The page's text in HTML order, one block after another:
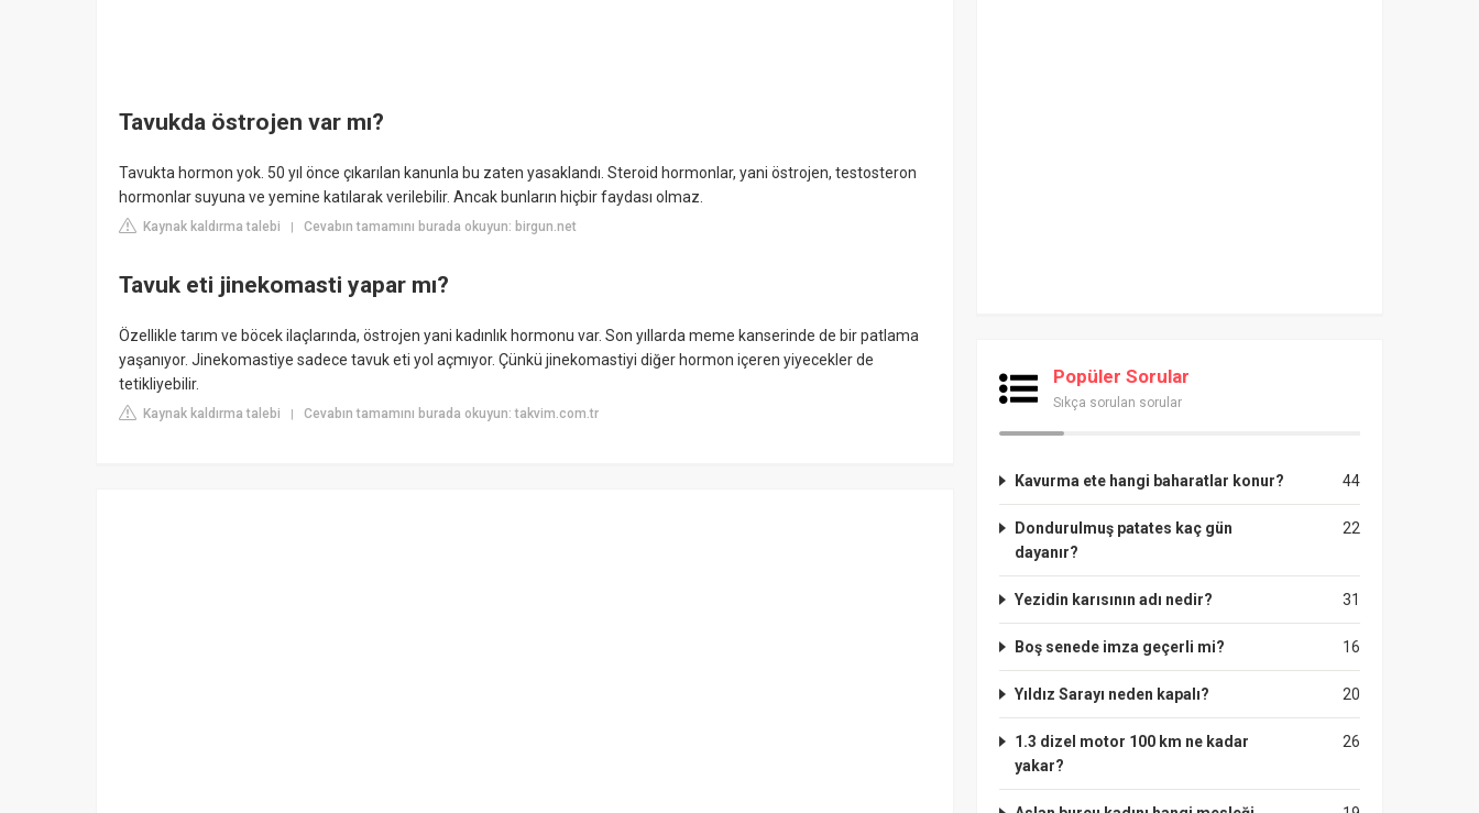
Tavukda östrojen var mı?
Tavukta hormon yok. 50 yıl önce çıkarılan kanunla bu zaten yasaklandı. Steroid hormonlar, yani östrojen, testosteron
hormonlar suyuna ve yemine katılarak verilebilir. Ancak bunların hiçbir faydası olmaz.
Kaynak kaldırma talebi | Cevabın tamamını burada okuyun: birgun.net
Tavuk eti jinekomasti yapar mı?
Özellikle tarım ve böcek ilaçlarında, östrojen yani kadınlık hormonu var. Son yıllarda meme kanserinde de bir patlama
yaşanıyor. Jinekomastiye sadece tavuk eti yol açmıyor. Çünkü jinekomastiyi diğer hormon içeren yiyecekler de
tetikliyebilir.
Kaynak kaldırma talebi | Cevabın tamamını burada okuyun: takvim.com.tr
Popüler Sorular
Sıkça sorulan sorular
44
Kavurma ete hangi baharatlar konur?
22
Dondurulmuş patates kaç gün
dayanır?
31
Yezidin karısının adı nedir?
16
Boş senede imza geçerli mi?
20
Yıldız Sarayı neden kapalı?
26
1.3 dizel motor 100 km ne kadar
yakar?